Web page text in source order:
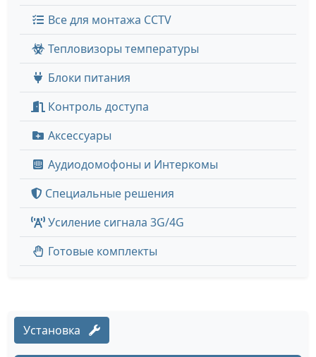
Все для монтажа CCTV
Тепловизоры температуры
Блоки питания
Контроль доступа
Аксессуары
Аудиодомофоны и Интеркомы
Специальные решения
Усиление сигнала 3G/4G
Готовые комплекты
Установка